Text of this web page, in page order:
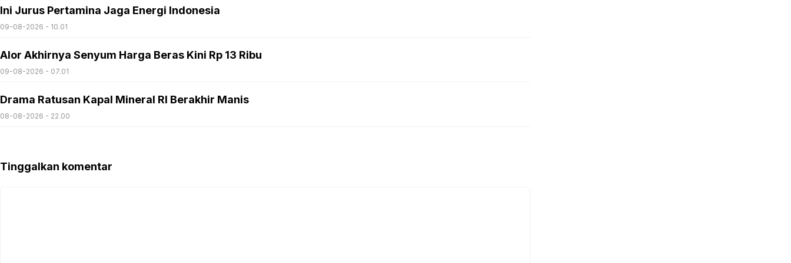
Ini Jurus Pertamina Jaga Energi Indonesia
09-08-2026 - 10.01
Alor Akhirnya Senyum Harga Beras Kini Rp 13 Ribu
09-08-2026 - 07.01
Drama Ratusan Kapal Mineral RI Berakhir Manis
08-08-2026 - 22.00
Tinggalkan komentar